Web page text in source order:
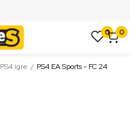
0 0
PS4 igre PS4 EA Sports - FC 24